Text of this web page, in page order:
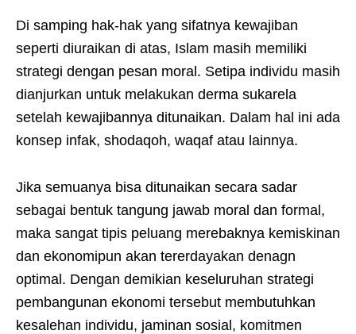
Di samping hak-hak yang sifatnya kewajiban
seperti diuraikan di atas, Islam masih memiliki
strategi dengan pesan moral. Setipa individu masih
dianjurkan untuk melakukan derma sukarela
setelah kewajibannya ditunaikan. Dalam hal ini ada
konsep infak, shodaqoh, waqaf atau lainnya.
Jika semuanya bisa ditunaikan secara sadar
sebagai bentuk tangung jawab moral dan formal,
maka sangat tipis peluang merebaknya kemiskinan
dan ekonomipun akan tererdayakan denagn
optimal. Dengan demikian keseluruhan strategi
pembangunan ekonomi tersebut membutuhkan
kesalehan individu, jaminan sosial, komitmen